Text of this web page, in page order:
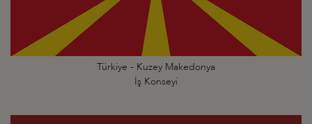
Türkiye - Kuzey Makedonya
İş Konseyi